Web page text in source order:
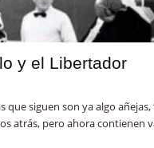
y el Libertador
que siguen son ya algo
atrás, pero ahora contienen